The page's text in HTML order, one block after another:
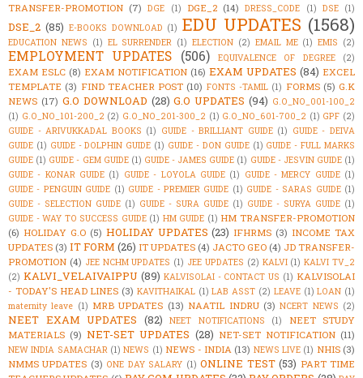
TRANSFER-PROMOTION (7) DGE (1) DGE_2 (14) DRESS_CODE (1) DSE (1)
DSE_2 (85) E-BOOKS DOWNLOAD (1) EDU UPDATES (1568)
EDUCATION NEWS (1) EL SURRENDER (1) ELECTION (2) EMAIL ME (1) EMIS (2)
EMPLOYMENT UPDATES (506) EQUIVALENCE OF DEGREE (2)
EXAM ESLC (8) EXAM NOTIFICATION (16) EXAM UPDATES (84) EXCEL
TEMPLATE (3) FIND TEACHER POST (10) FONTS -TAMIL (1) FORMS (5) G.K
NEWS (17) G.O DOWNLOAD (28) G.O UPDATES (94) G.O_NO_001-100_2
(1) G.O_NO_101-200_2 (2) G.O_NO_201-300_2 (1) G.O_NO_601-700_2 (1) GPF (2)
GUIDE - ARIVUKKADAL BOOKS (1) GUIDE - BRILLIANT GUIDE (1) GUIDE - DEIVA
GUIDE (1) GUIDE - DOLPHIN GUIDE (1) GUIDE - DON GUIDE (1) GUIDE - FULL MARKS
GUIDE (1) GUIDE - GEM GUIDE (1) GUIDE - JAMES GUIDE (1) GUIDE - JESVIN GUIDE (1)
GUIDE - KONAR GUIDE (1) GUIDE - LOYOLA GUIDE (1) GUIDE - MERCY GUIDE (1)
GUIDE - PENGUIN GUIDE (1) GUIDE - PREMIER GUIDE (1) GUIDE - SARAS GUIDE (1)
GUIDE - SELECTION GUIDE (1) GUIDE - SURA GUIDE (1) GUIDE - SURYA GUIDE (1)
GUIDE - WAY TO SUCCESS GUIDE (1) HM GUIDE (1) HM TRANSFER-PROMOTION
(6) HOLIDAY G.O (5) HOLIDAY UPDATES (23) IFHRMS (3) INCOME TAX
UPDATES (3) IT FORM (26) IT UPDATES (4) JACTO GEO (4) JD TRANSFER-
PROMOTION (4) JEE NCHM UPDATES (1) JEE UPDATES (2) KALVI (1) KALVI TV_2
(2) KALVI_VELAIVAIPPU (89) KALVISOLAI - CONTACT US (1) KALVISOLAI
- TODAY'S HEAD LINES (3) KAVITHAIKAL (1) LAB ASST (2) LEAVE (1) LOAN (1)
maternity leave (1) MRB UPDATES (13) NAATIL INDRU (3) NCERT NEWS (2)
NEET EXAM UPDATES (82) NEET NOTIFICATIONS (1)
NEET STUDY
MATERIALS (9) NET-SET UPDATES (28) NET-SET NOTIFICATION (11)
NEW INDIA SAMACHAR (1) NEWS (1) NEWS - INDIA (13) NEWS LIVE (1) NHIS (3)
NMMS UPDATES (3) ONE DAY SALARY (1) ONLINE TEST (53) PART TIME